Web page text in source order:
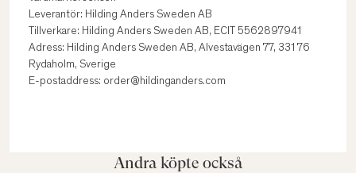
Leverantör: Hilding Anders Sweden AB
Tillverkare: Hilding Anders Sweden AB, ECIT 5562897941
Adress: Hilding Anders Sweden AB, Alvestavägen 77, 331 76
Rydaholm, Sverige
E-postaddress: order@hildinganders.com
Andra köpte också